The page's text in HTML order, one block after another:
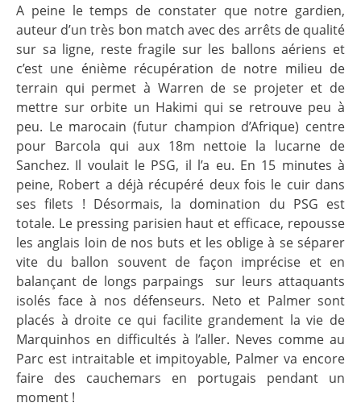
A peine le temps de constater que notre gardien,
auteur d’un très bon match avec des arrêts de qualité
sur sa ligne, reste fragile sur les ballons aériens et
c’est une énième récupération de notre milieu de
terrain qui permet à Warren de se projeter et de
mettre sur orbite un Hakimi qui se retrouve peu à
peu. Le marocain (futur champion d’Afrique) centre
pour Barcola qui aux 18m nettoie la lucarne de
Sanchez. Il voulait le PSG, il l’a eu. En 15 minutes à
peine, Robert a déjà récupéré deux fois le cuir dans
ses filets ! Désormais, la domination du PSG est
totale. Le pressing parisien haut et efficace, repousse
les anglais loin de nos buts et les oblige à se séparer
vite du ballon souvent de façon imprécise et en
balançant de longs parpaings
sur leurs attaquants
isolés face à nos défenseurs. Neto et Palmer sont
placés à droite ce qui facilite grandement la vie de
Marquinhos en difficultés à l’aller. Neves comme au
Parc est intraitable et impitoyable, Palmer va encore
faire des cauchemars en portugais pendant un
moment !